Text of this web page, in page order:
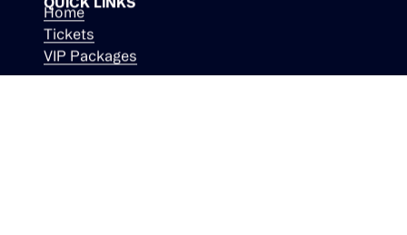
QUICK LINKS
Home
Tickets
VIP Packages